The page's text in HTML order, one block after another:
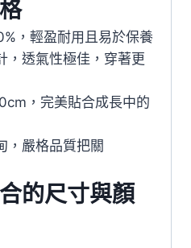
，輕盈耐用且易於保養
，透氣性極佳，穿著更
，完美貼合成長中的
，嚴格品質把關
的尺寸與顏